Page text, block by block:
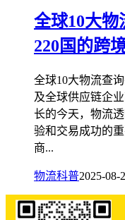
全球10大
220国的跨
全球10大物流查
及全球供应链企
长的今天，物流
验和交易成功的
商...
物流科普2025-08-